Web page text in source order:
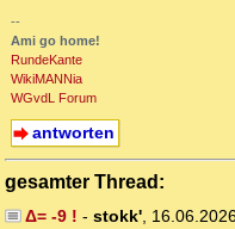
--
Ami go home!
RundeKante
WikiMANNia
WGvdL Forum
antworten
gesamter Thread:
Δ= -9 ! - stokk',